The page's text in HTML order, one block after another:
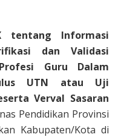
tentang Informasi
dan Validasi
Guru Dalam
UTN atau Uji
Verval Sasaran
Pendidikan Provinsi
Kabupaten/Kota di